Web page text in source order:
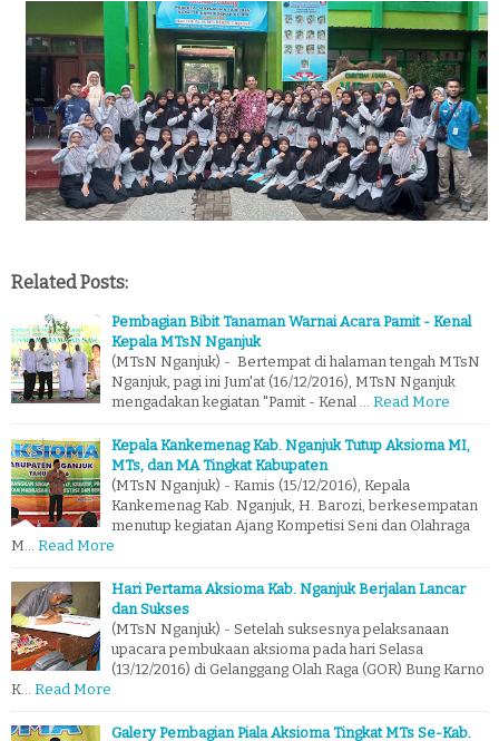
Related Posts:
Pembagian Bibit Tanaman Warnai Acara Pamit - Kenal
Kepala MTsN Nganjuk
(MTsN Nganjuk) - Bertempat di halaman tengah MTsN
Nganjuk, pagi ini Jum'at (16/12/2016), MTsN Nganjuk
mengadakan kegiatan "Pamit - Kenal …
Read More
Kepala Kankemenag Kab. Nganjuk Tutup Aksioma MI,
MTs, dan MA Tingkat Kabupaten
(MTsN Nganjuk) - Kamis (15/12/2016), Kepala
Kankemenag Kab. Nganjuk, H. Barozi, berkesempatan
menutup kegiatan Ajang Kompetisi Seni dan Olahraga
M…
Read More
Hari Pertama Aksioma Kab. Nganjuk Berjalan Lancar
dan Sukses
(MTsN Nganjuk) - Setelah suksesnya pelaksanaan
upacara pembukaan aksioma pada hari Selasa
(13/12/2016) di Gelanggang Olah Raga (GOR) Bung Karno
K…
Read More
Galery Pembagian Piala Aksioma Tingkat MTs Se-Kab.